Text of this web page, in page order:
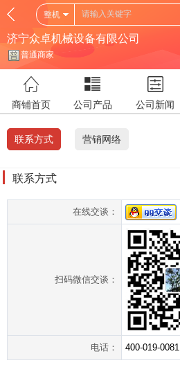
整机
济宁众卓机械设备有限公司
普通商家
商铺首页 公司产品 公司新闻
联系方式 营销网络
联系方式
在线交谈：
扫码微信交谈：
电话： 400-019-0081